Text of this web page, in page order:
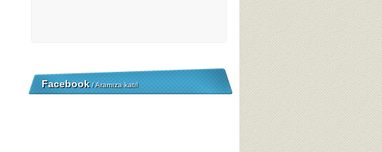
Facebook/ Aramıza katıl